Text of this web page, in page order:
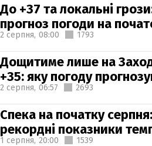
До +37 та локальні
прогноз погоди на
2 серпня, 08:00 1793
Дощитиме лише на
+35: яку погоду
2 серпня, 06:57 2693
Спека на початку
рекордні показники
1 серпня, 20:00 1539